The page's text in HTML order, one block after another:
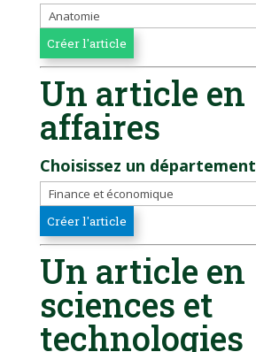
Un article en
affaires
Choisissez un département
Un article en
sciences et
technologies